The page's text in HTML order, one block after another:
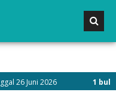
Juni 2026 1 bulan